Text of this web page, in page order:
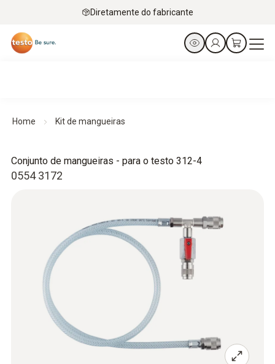
Diretamente do fabricante
Home Kit de mangueiras
0554 3172
Conjunto de mangueiras - para o testo 312-4